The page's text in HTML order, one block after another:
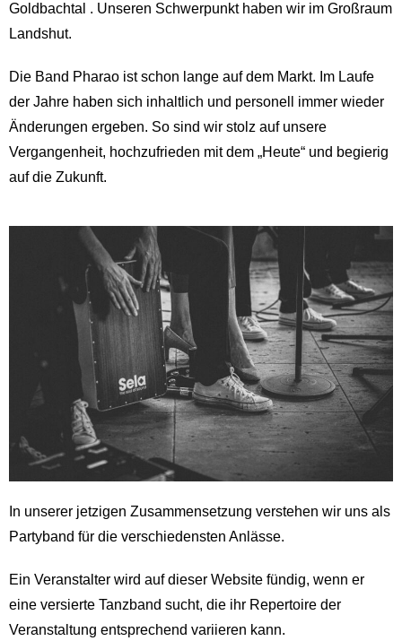
Goldbachtal . Unseren Schwerpunkt haben wir im Großraum
Landshut.
Die Band Pharao ist schon lange auf dem Markt. Im Laufe
der Jahre haben sich inhaltlich und personell immer wieder
Änderungen ergeben. So sind wir stolz auf unsere
Vergangenheit, hochzufrieden mit dem „Heute“ und begierig
auf die Zukunft.
In unserer jetzigen Zusammensetzung verstehen wir uns als
Partyband für die verschiedensten Anlässe.
Ein Veranstalter wird auf dieser Website fündig, wenn er
eine versierte Tanzband sucht, die ihr Repertoire der
Veranstaltung entsprechend variieren kann.